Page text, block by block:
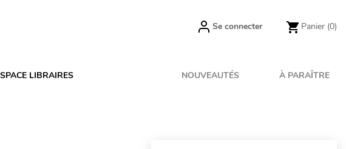
Se connecter Panier (0)
LIBRAIRES NOUVEAUTÉS À PARAÎTRE